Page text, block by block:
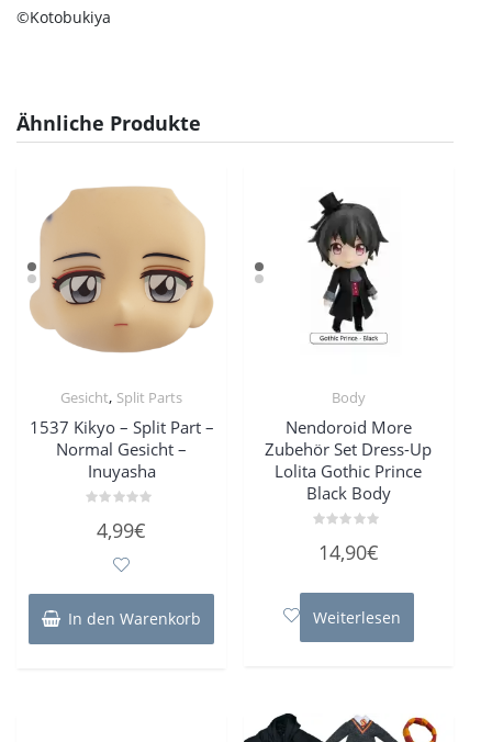
©Kotobukiya
Ähnliche Produkte
Gesicht, Split Parts
1537 Kikyo – Split Part –
Normal Gesicht –
Inuyasha
mit4,99€
In den Warenkorb
Body
Nendoroid More
Zubehör Set Dress-Up
Lolita Gothic Prince
Black Body
mit
5
14,90€
Weiterlesen